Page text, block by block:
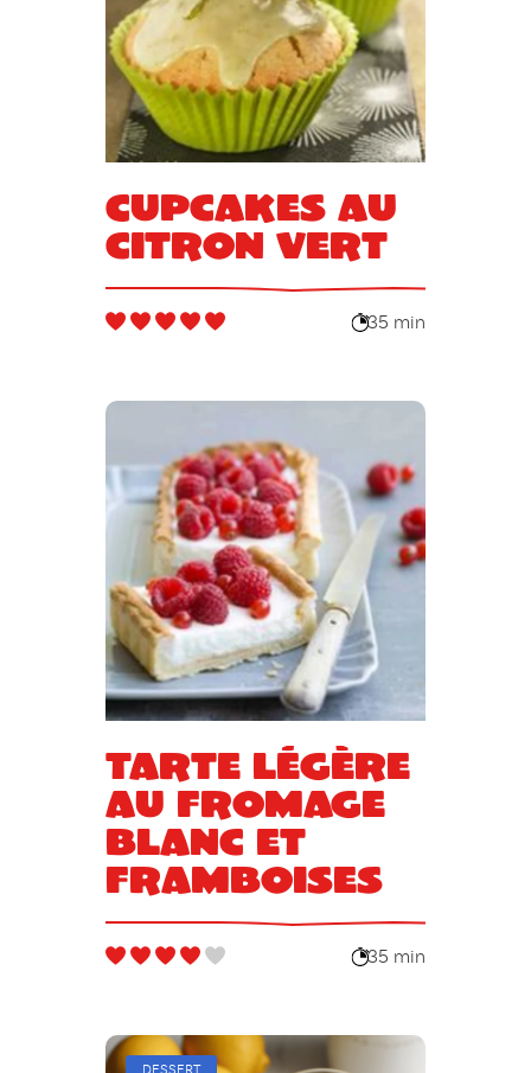
Cupcakes au
citron vert
35 min
Tarte légère
au fromage
blanc et
framboises
35 min